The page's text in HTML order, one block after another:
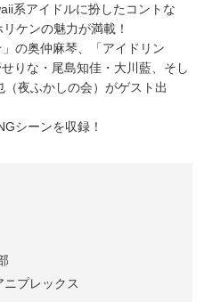
系アイドルに扮したコントな
ケンの魅力が満載！
の奥仲麻琴、「アイドリン
りな・尾島知佳・大川藍、そし
夜ふかしの会）がゲスト出
シーンを収録！
プレックス